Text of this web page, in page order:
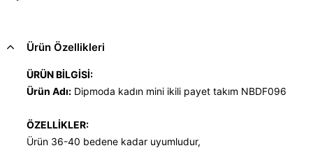
Ürün Özellikleri
ÜRÜN BİLGİSİ:
Ürün Adı: Dipmoda kadın mini ikili payet takım NBDF096
ÖZELLİKLER:
Ürün 36-40 bedene kadar uyumludur,